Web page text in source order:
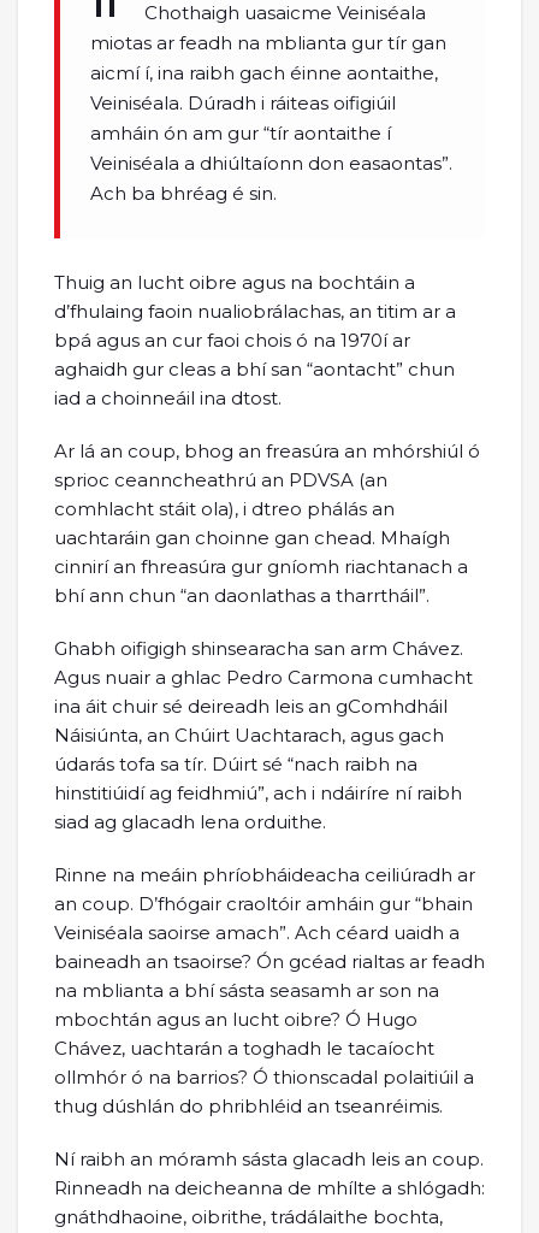
Chothaigh uasaicme Veiniséala
miotas ar feadh na mblianta gur tír gan
aicmí í, ina raibh gach éinne aontaithe,
Veiniséala. Dúradh i ráiteas oifigiúil
amháin ón am gur “tír aontaithe í
Veiniséala a dhiúltaíonn don easaontas”.
Ach ba bhréag é sin.
Thuig an lucht oibre agus na bochtáin a
d’fhulaing faoin nualiobrálachas, an titim ar a
bpá agus an cur faoi chois ó na 1970í ar
aghaidh gur cleas a bhí san “aontacht” chun
iad a choinneáil ina dtost.
Ar lá an coup, bhog an freasúra an mhórshiúl ó
sprioc ceanncheathrú an PDVSA (an
comhlacht stáit ola), i dtreo phálás an
uachtaráin gan choinne gan chead. Mhaígh
cinnirí an fhreasúra gur gníomh riachtanach a
bhí ann chun “an daonlathas a tharrtháil”.
Ghabh oifigigh shinsearacha san arm Chávez.
Agus nuair a ghlac Pedro Carmona cumhacht
ina áit chuir sé deireadh leis an gComhdháil
Náisiúnta, an Chúirt Uachtarach, agus gach
údarás tofa sa tír. Dúirt sé “nach raibh na
hinstitiúidí ag feidhmiú”, ach i ndáiríre ní raibh
siad ag glacadh lena orduithe.
Rinne na meáin phríobháideacha ceiliúradh ar
an coup. D’fhógair craoltóir amháin gur “bhain
Veiniséala saoirse amach”. Ach céard uaidh a
baineadh an tsaoirse? Ón gcéad rialtas ar feadh
na mblianta a bhí sásta seasamh ar son na
mbochtán agus an lucht oibre? Ó Hugo
Chávez, uachtarán a toghadh le tacaíocht
ollmhór ó na barrios? Ó thionscadal polaitiúil a
thug dúshlán do phribhléid an tseanréimis.
Ní raibh an móramh sásta glacadh leis an coup.
Rinneadh na deicheanna de mhílte a shlógadh:
gnáthdhaoine, oibrithe, trádálaithe bochta,